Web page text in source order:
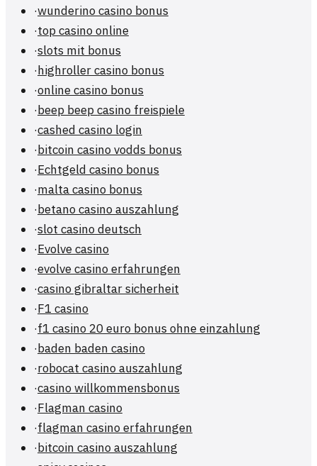
·wunderino casino bonus
·top casino online
·slots mit bonus
·highroller casino bonus
·online casino bonus
·beep beep casino freispiele
·cashed casino login
·bitcoin casino vodds bonus
·Echtgeld casino bonus
·malta casino bonus
·betano casino auszahlung
·slot casino deutsch
·Evolve casino
·evolve casino erfahrungen
·casino gibraltar sicherheit
·F1 casino
·f1 casino 20 euro bonus ohne einzahlung
·baden baden casino
·robocat casino auszahlung
·casino willkommensbonus
·Flagman casino
·flagman casino erfahrungen
·bitcoin casino auszahlung